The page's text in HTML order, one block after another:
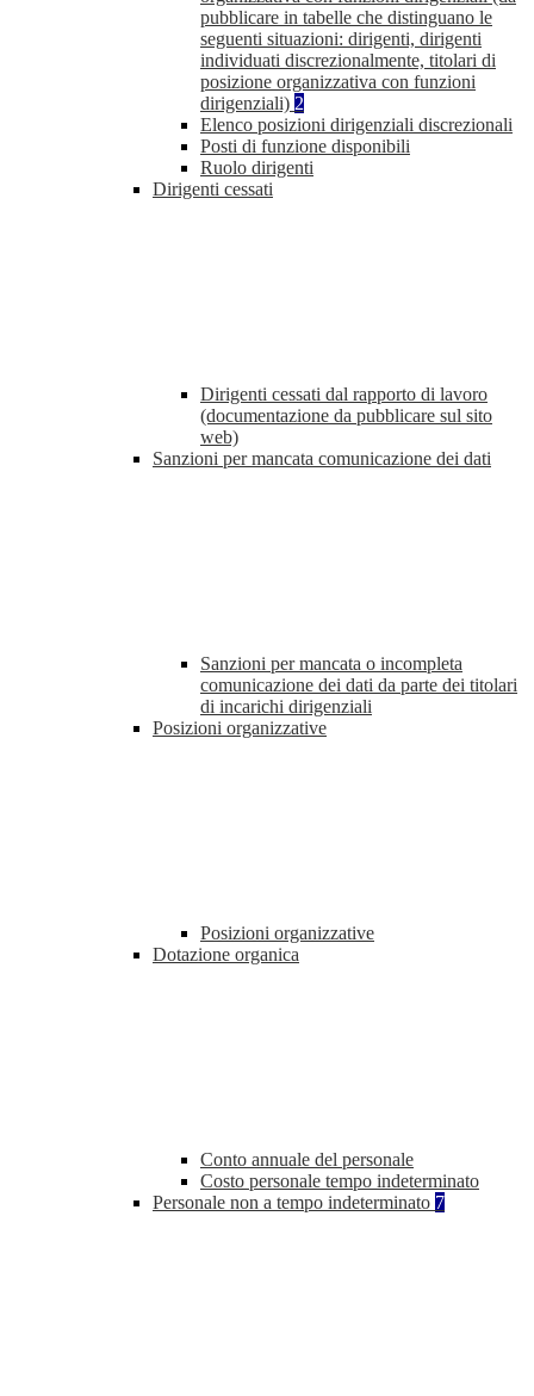
pubblicare in tabelle che distinguano le
seguenti situazioni: dirigenti, dirigenti
individuati discrezionalmente, titolari di
posizione organizzativa con funzioni
dirigenziali) 2
Elenco posizioni dirigenziali discrezionali
Posti di funzione disponibili
Ruolo dirigenti
Dirigenti cessati
Dirigenti cessati dal rapporto di lavoro
(documentazione da pubblicare sul sito
web)
Sanzioni per mancata comunicazione dei dati
Sanzioni per mancata o incompleta
comunicazione dei dati da parte dei titolari
di incarichi dirigenziali
Posizioni organizzative
Posizioni organizzative
Dotazione organica
Conto annuale del personale
Costo personale tempo indeterminato
Personale non a tempo indeterminato 7